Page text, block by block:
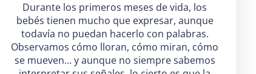
Durante los primeros meses de vida, los
bebés tienen mucho que expresar, aunque
todavía no puedan hacerlo con palabras.
Observamos cómo lloran, cómo miran, cómo
se mueven… y aunque no siempre sabemos